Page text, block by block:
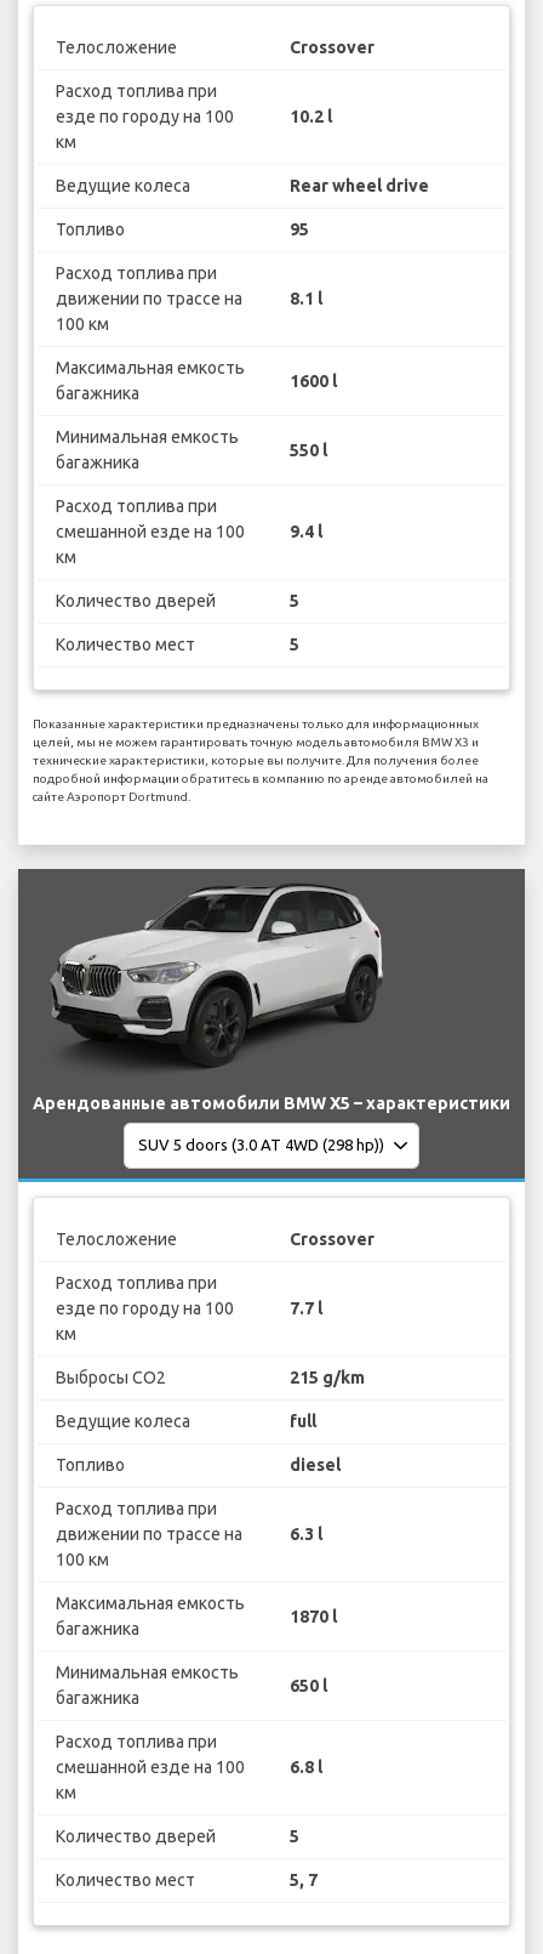
Телосложение Crossover
Расход топлива при
езде по городу на 100
км
10.2 l
Ведущие колеса Rear wheel drive
Топливо 95
Расход топлива при
движении по трассе на
100 км
8.1 l
Максимальная емкость
багажника
1600 l
Минимальная емкость
багажника
550 l
Расход топлива при
смешанной езде на 100
км
9.4 l
Количество дверей 5
Количество мест 5
Показанные характеристики предназначены только для информационных
целей, мы не можем гарантировать точную модель автомобиля BMW X3 и
технические характеристики, которые вы получите. Для получения более
подробной информации обратитесь в компанию по аренде автомобилей на
сайте Аэропорт Dortmund.
Арендованные автомобили BMW X5 – характеристики
Телосложение Crossover
Расход топлива при
езде по городу на 100
км
7.7 l
Выбросы CO2 215 g/km
Ведущие колеса full
Топливо diesel
Расход топлива при
движении по трассе на
100 км
6.3 l
Максимальная емкость
багажника
1870 l
Минимальная емкость
багажника
650 l
Расход топлива при
смешанной езде на 100
км
6.8 l
Количество дверей 5
Количество мест 5, 7